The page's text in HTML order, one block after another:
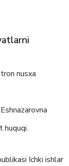
nusxa
huquqi.
Ichki ishlar